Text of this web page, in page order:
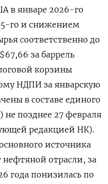
в январе 2026-го
го и снижением
соответственно до
за баррель
корзины
⁠НДПИ за январскую
в составе единого
позднее 27 февраля
редакцией ‌НК).
источника
отрасли, за
года понизилась по